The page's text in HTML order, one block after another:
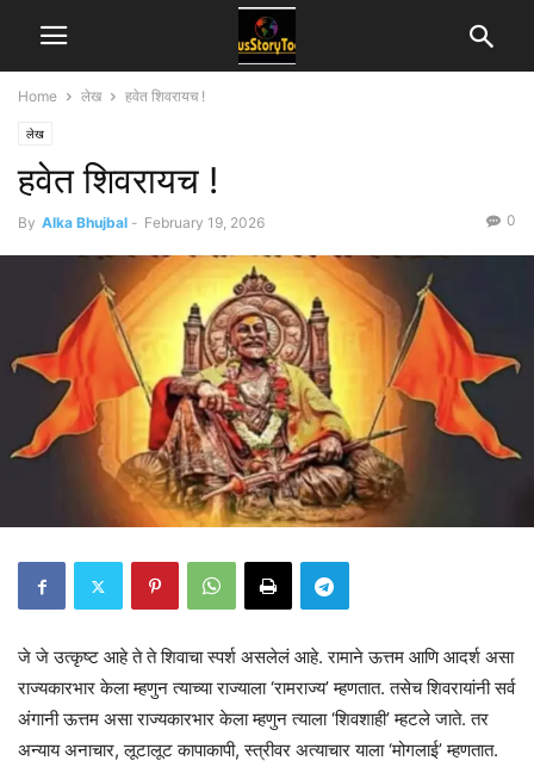
Home लेख हवेत शिवरायच !
लेख
हवेत शिवरायच !
By Alka Bhujbal - February 19, 2026 0
जे जे उत्कृष्ट आहे ते ते शिवाचा स्पर्श असलेलं आहे. रामाने ऊत्तम आणि आदर्श असा
राज्यकारभार केला म्हणुन त्याच्या राज्याला ‘रामराज्य’ म्हणतात. तसेच शिवरायांनी सर्व
अंगानी ऊत्तम असा राज्यकारभार केला म्हणुन त्याला ‘शिवशाही’ म्हटले जाते. तर
अन्याय अनाचार, लूटालूट कापाकापी, स्त्रीवर अत्याचार याला ‘मोगलाई’ म्हणतात.